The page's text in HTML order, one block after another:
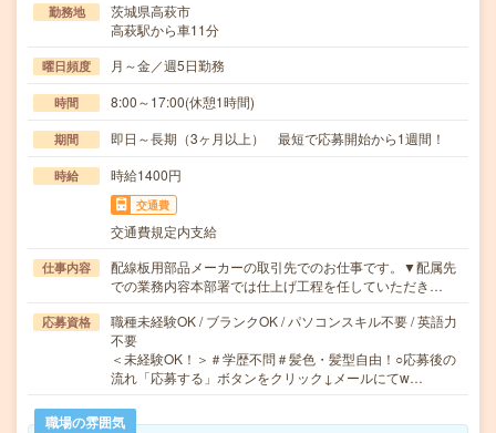
勤務地
茨城県高萩市
高萩駅から車11分
曜日頻度 月～金／週5日勤務
時間 8:00～17:00(休憩1時間)
期間 即日～長期（3ヶ月以上） 最短で応募開始から1週間！
時給 時給1400円
交通費
交通費規定内支給
仕事内容
配線板用部品メーカーの取引先でのお仕事です。▼配属先
での業務内容本部署では仕上げ工程を任していただき…
応募資格
職種未経験OK / ブランクOK / パソコンスキル不要 / 英語力
不要
＜未経験OK！＞＃学歴不問＃髪色・髪型自由！○応募後の
流れ「応募する」ボタンをクリック↓メールにてw…
職場の雰囲気